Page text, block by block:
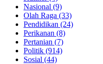
Nasional (9)
Olah Raga (33)
Pendidikan (24)
Perikanan (8)
Pertanian (7)
Politik (914)
Sosial (44)